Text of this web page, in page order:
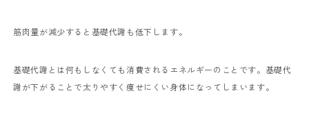
筋肉量が減少すると基礎代謝も低下します。
基礎代謝とは何もしなくても消費されるエネルギーのことです。基礎代
謝が下がることで太りやすく痩せにくい身体になってしまいます。